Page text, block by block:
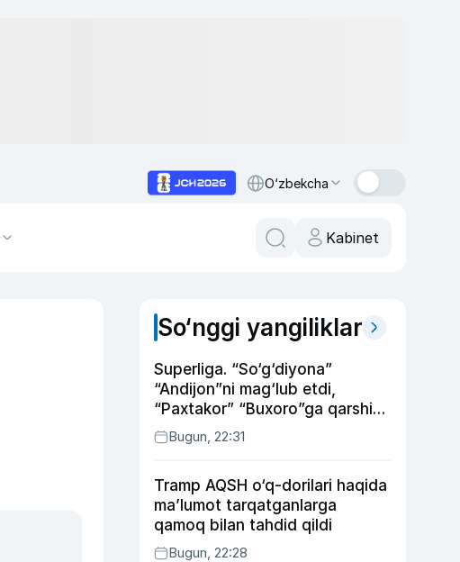
O‘zbekcha
Kabinet
So‘nggi yangiliklar
Superliga. “So‘g‘diyona”
“Andijon”ni mag‘lub etdi,
“Paxtakor” “Buxoro”ga qarshi
bahsda g‘alabani qo‘ldan
chiqardi
Bugun, 22:31
Tramp AQSH o‘q-dorilari haqida
ma’lumot tarqatganlarga
qamoq bilan tahdid qildi
Bugun, 22:28